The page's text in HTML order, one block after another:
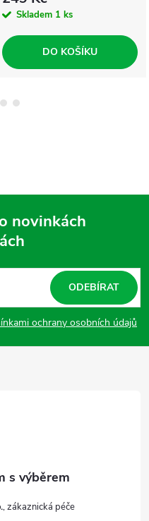
Skladem 1 ks
DO KOŠÍKU
novinkách
ochrany osobních údajů
ODEBÍRAT